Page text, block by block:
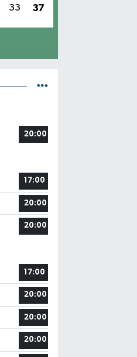
33 37
20:00
17:00
20:00
20:00
17:00
20:00
20:00
20:00